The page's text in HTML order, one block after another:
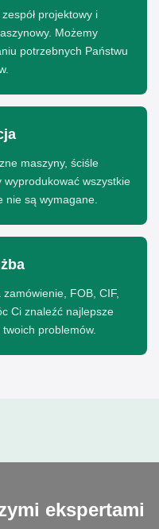
projektowy i
Możemy
potrzebnych Państwu
maszyny, ściśle
wszystkie
nie są wymagane.
FOB, CIF,
Ci znaleźć najlepsze
problemów.
ekspertami